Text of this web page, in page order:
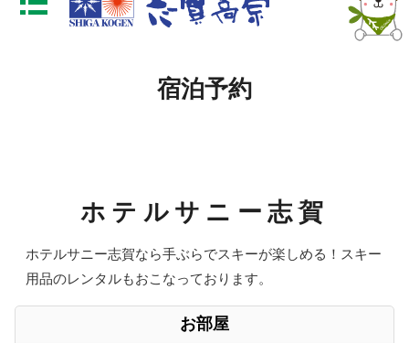
宿泊予約
ホテルサニー志賀
ホテルサニー志賀なら手ぶらでスキーが楽しめる！スキー
用品のレンタルもおこなっております。
お部屋